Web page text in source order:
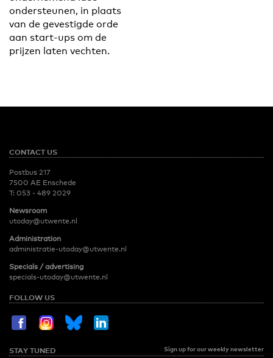
ondersteunen, in plaats
van de gevestigde orde
aan start-ups om de
prijzen laten vechten.
CONTACT US
Postbus 217
7500 AE Enschede
T: 053 - 489 2029
Newsroom
utoday@utwente.nl
Administration
administratie-utoday@utwente.nl
Specials / advertising
specials-utoday@utwente.nl
FOLLOW US
STAY TUNED Sign up for our weekly newsletter